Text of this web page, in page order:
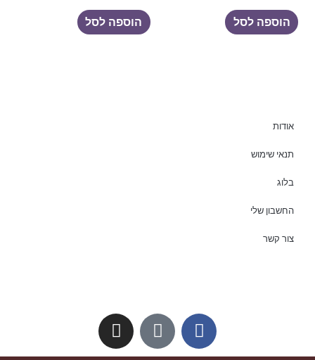
מתוך
5 הוספה לסל
מתוך
5
הוספה לסל
אודות
תנאי שימוש
בלוג
החשבון שלי
צור קשר
F
a
T
i
I
n